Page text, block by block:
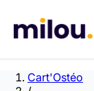
Cart'Ostéo